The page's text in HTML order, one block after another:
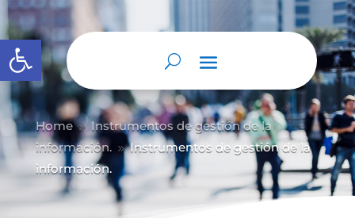
Abrir barra de herramientas
Home 9 Instrumentos de gestión de la
información. 9 Instrumentos de gestión de la
información.